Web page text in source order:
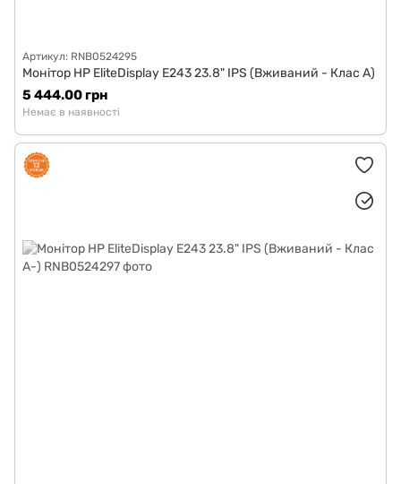
Артикул: RNB0524295
Монітор HP EliteDisplay E243 23.8" IPS (Вживаний - Клас A)
5 444.00 грн
Немає в наявності